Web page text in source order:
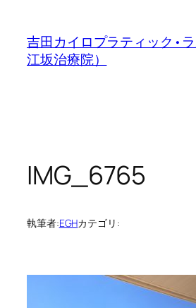
吉田カイロプラティック•
江坂治療院）
IMG_6765
執筆者:EGHカテゴリ: